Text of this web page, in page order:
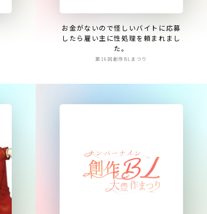
お金がないので怪しいバイトに応募
したら雇い主に性処理を頼まれまし
た。
第16回創作BLまつり